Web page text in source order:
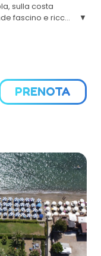
sulla costa
fascino e ricco
direttamente
e relax le
PRENOTA